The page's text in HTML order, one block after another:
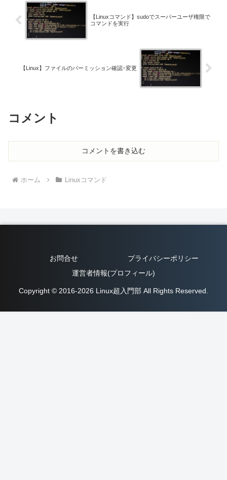
【Linuxコマンド】sudoでスーパーユーザ権限で
コマンドを実行
【Linux】ファイルのパーミッション確認･変更
コメント
コメントを書き込む
ホーム Linuxコマンド
お問合せ
プライバシーポリシー
運営者情報(プロフィール)
Copyright © 2016-2026 Linux超入門部 All Rights Reserved.